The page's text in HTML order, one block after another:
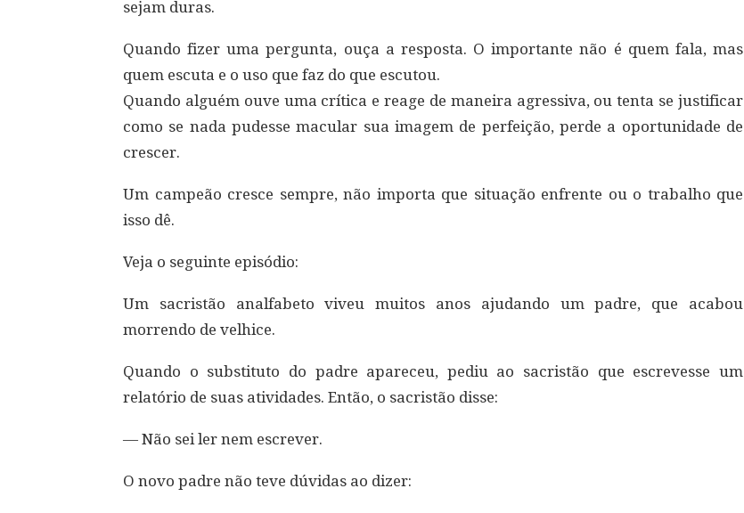
sejam duras.
Quando fizer uma pergunta, ouça a resposta. O importante não é quem fala, mas
quem escuta e o uso que faz do que escutou.
Quando alguém ouve uma crítica e reage de maneira agressiva, ou tenta se justificar
como se nada pudesse macular sua imagem de perfeição, perde a oportunidade de
crescer.
Um campeão cresce sempre, não importa que situação enfrente ou o trabalho que
isso dê.
Veja o seguinte episódio:
Um sacristão analfabeto viveu muitos anos ajudando um padre, que acabou
morrendo de velhice.
Quando o substituto do padre apareceu, pediu ao sacristão que escrevesse um
relatório de suas atividades. Então, o sacristão disse:
— Não sei ler nem escrever.
O novo padre não teve dúvidas ao dizer: